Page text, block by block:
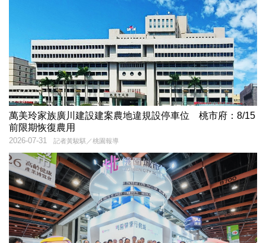
萬美玲家族廣川建設建案農地違規設停車位 桃市府：8/15
前限期恢復農用
記者黃駿騏／桃園報導
2026-07-31